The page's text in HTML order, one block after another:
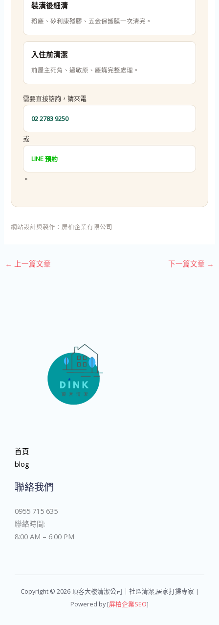
裝潢後細清
粉塵、矽利康殘膠、五金保護膜一次清完。
入住前清潔
前屋主死角、過敏原、塵蟎完整處理。
需要直接諮詢，請來電
02 2783 9250
或
LINE 預約
。
網站設計與製作：屏柏企業有限公司
← 上一篇文章 下一篇文章 →
首頁
blog
聯絡我們
0955 715 635
聯絡時間:
8:00 AM – 6:00 PM
Copyright © 2026 頂客大樓清潔公司｜社區清潔,居家打掃專家 |
Powered by [屏柏企業SEO]